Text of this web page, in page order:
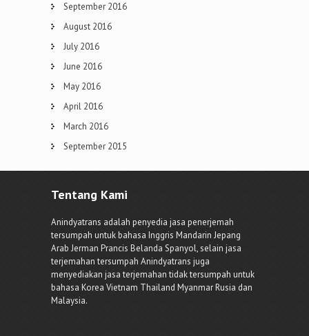
September 2016
August 2016
July 2016
June 2016
May 2016
April 2016
March 2016
September 2015
Tentang Kami
Anindyatrans adalah penyedia jasa penerjemah
tersumpah untuk bahasa Inggris Mandarin Jepang
Arab Jerman Prancis Belanda Spanyol, selain jasa
terjemahan tersumpah Anindyatrans juga
menyediakan jasa terjemahan tidak tersumpah untuk
bahasa Korea Vietnam Thailand Myanmar Rusia dan
Malaysia.